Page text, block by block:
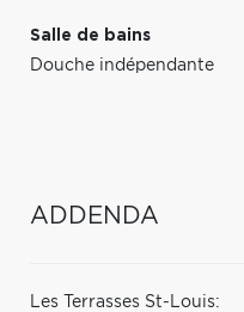
Salle de bains
Douche indépendante
ADDENDA
Les Terrasses St-Louis: